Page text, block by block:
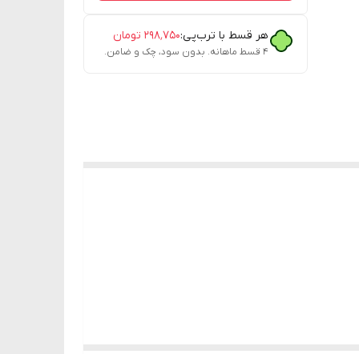
هر قسط با ترب‌پی:۲۹۸٬۷۵۰ تومان
۴ قسط ماهانه. بدون سود، چک و ضامن.